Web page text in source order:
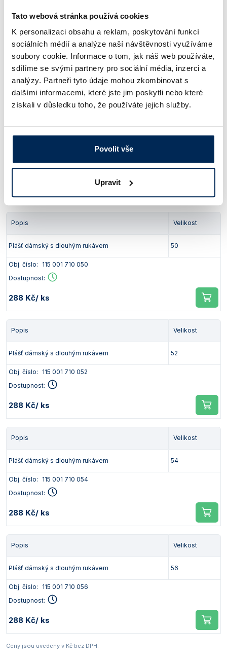
Tato webová stránka používá cookies
K personalizaci obsahu a reklam, poskytování funkcí
sociálních médií a analýze naší návštěvnosti využíváme
soubory cookie. Informace o tom, jak náš web používáte,
sdílíme se svými partnery pro sociální média, inzerci a
analýzy. Partneři tyto údaje mohou zkombinovat s
dalšími informacemi, které jste jim poskytli nebo které
získali v důsledku toho, že používáte jejich služby.
Povolit vše
Upravit
Plášť dámský s dlouhým rukávem 46
Dostupnost:
288 Kč/ ks
Plášť dámský s dlouhým rukávem 48
Dostupnost:
Popis Velikost
Plášť dámský s dlouhým rukávem 50
Obj. číslo:
115 001 710 050
Dostupnost:
288 Kč/ ks
Popis Velikost
Plášť dámský s dlouhým rukávem 52
Obj. číslo:
115 001 710 052
Dostupnost:
288 Kč/ ks
Popis Velikost
Plášť dámský s dlouhým rukávem 54
Obj. číslo:
115 001 710 054
Dostupnost:
288 Kč/ ks
Popis Velikost
Plášť dámský s dlouhým rukávem 56
Obj. číslo:
115 001 710 056
Dostupnost:
288 Kč/ ks
Ceny jsou uvedeny v Kč bez DPH.